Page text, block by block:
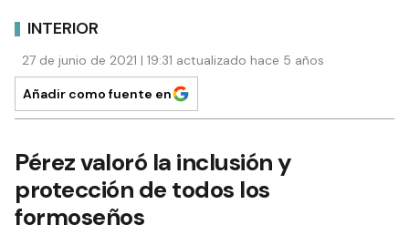
INTERIOR
27 de junio de 2021 | 19:31 actualizado hace 5 años
Añadir como fuente en
Pérez valoró la inclusión y
protección de todos los
formoseños